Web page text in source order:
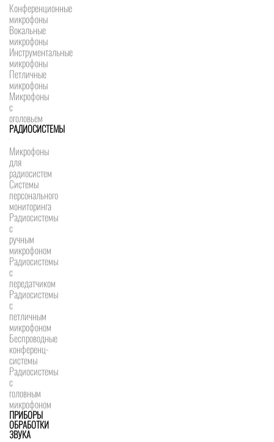
Конференционные
микрофоны
Вокальные
микрофоны
Инструментальные
микрофоны
Петличные
микрофоны
Микрофоны
с
оголовьем
РАДИОСИСТЕМЫ
Микрофоны
для
радиосистем
Системы
персонального
мониторинга
Радиосистемы
c
ручным
микрофоном
Радиосистемы
с
передатчиком
Радиосистемы
с
петличным
микрофоном
Беспроводные
конференц-
системы
Радиосистемы
с
головным
микрофоном
ПРИБОРЫ
ОБРАБОТКИ
ЗВУКА